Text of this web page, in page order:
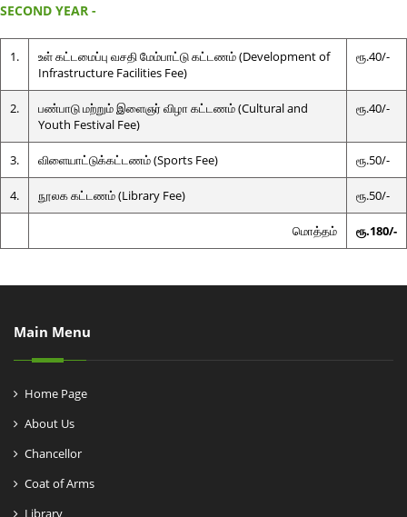
SECOND YEAR -
1.
உள் கட்டமைப்பு வசதி மேம்பாட்டு கட்டணம் (Development of
Infrastructure Facilities Fee)
ரூ.40/-
2.
பண்பாடு மற்றும் இளைஞர் விழா கட்டணம் (Cultural and
Youth Festival Fee)
ரூ.40/-
3. விளையாட்டுக்கட்டணம் (Sports Fee) ரூ.50/-
4. நூலக கட்டணம் (Library Fee) ரூ.50/-
மொத்தம் ரூ.180/-
Main Menu
Home Page
About Us
Chancellor
Coat of Arms
Library